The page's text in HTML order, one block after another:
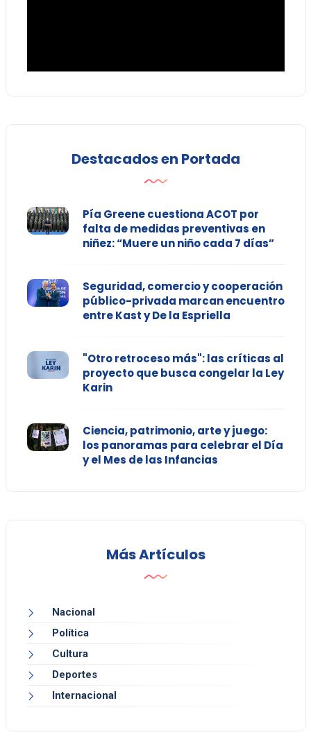
Destacados en Portada
Pía Greene cuestiona ACOT por
falta de medidas preventivas en
niñez: “Muere un niño cada 7 días”
Seguridad, comercio y cooperación
público-privada marcan encuentro
entre Kast y De la Espriella
"Otro retroceso más": las críticas al
proyecto que busca congelar la Ley
Karin
Ciencia, patrimonio, arte y juego:
los panoramas para celebrar el Día
y el Mes de las Infancias
Más Artículos
Nacional
Política
Cultura
Deportes
Internacional